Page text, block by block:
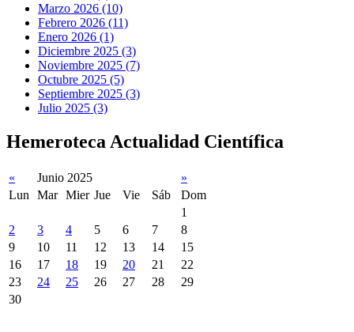
Marzo 2026 (10)
Febrero 2026 (11)
Enero 2026 (1)
Diciembre 2025 (3)
Noviembre 2025 (7)
Octubre 2025 (5)
Septiembre 2025 (3)
Julio 2025 (3)
Hemeroteca Actualidad Científica
« Junio 2025
»
Lun
Mar Mier Jue Vie Sáb
Dom
1
2
3 4 5 6 7
8
9
10 11 12 13 14
15
16
17 18 19 20 21
22
23
24 25 26 27 28
29
30